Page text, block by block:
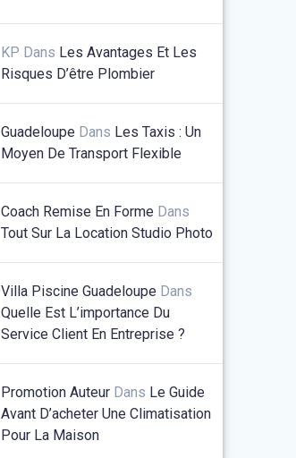
KP Dans Les Avantages Et Les
Risques D’être Plombier
Guadeloupe Dans Les Taxis : Un
Moyen De Transport Flexible
Coach Remise En Forme Dans
Tout Sur La Location Studio Photo
Villa Piscine Guadeloupe Dans
Quelle Est L’importance Du
Service Client En Entreprise ?
Promotion Auteur Dans Le Guide
Avant D’acheter Une Climatisation
Pour La Maison